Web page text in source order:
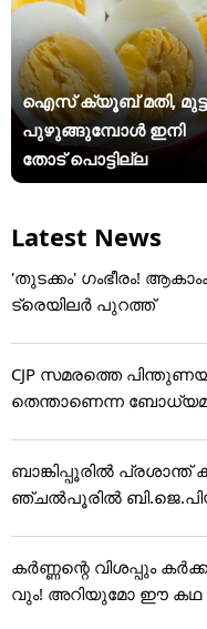
ഐസ് ക്യൂബ് മതി, മുട്ട
പുഴുങ്ങുമ്പോൾ ഇനി
തോട് പൊട്ടില്ല
Latest News
'തുടക്കം' ഗംഭീരം!
ട്രെയിലർ പുറത്ത്
CJP സമരത്തെ
തെന്താണെന്ന
ബാങ്കിപ്പൂരിൽ പ്രശാന്ത്
ഞ്ചൽപൂരിൽ
കർണ്ണന്റെ വിശപ്പും
വും! അറിയുമോ ഈ കഥ